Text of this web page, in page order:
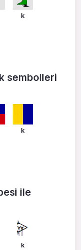
k
sembolleri
k
ile
k